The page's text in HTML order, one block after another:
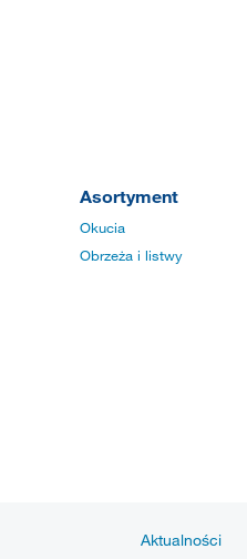
Asortyment
Okucia
Obrzeża i listwy
Aktualności